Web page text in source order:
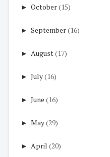
► October(15)
► September(16)
► August(17)
► July(16)
► June (16)
► May(29)
► April (20)